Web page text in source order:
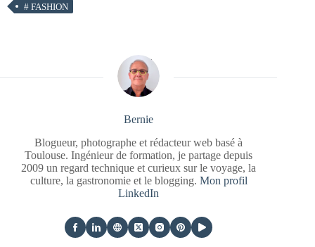
# FASHION
Bernie
Blogueur, photographe et rédacteur web basé à
Toulouse. Ingénieur de formation, je partage depuis
2009 un regard technique et curieux sur le voyage, la
culture, la gastronomie et le blogging. Mon profil
LinkedIn